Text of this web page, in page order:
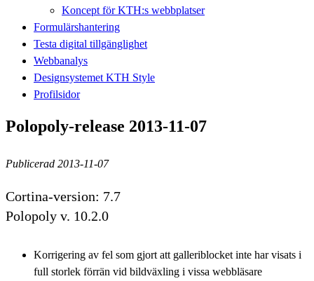
Koncept för KTH:s webbplatser
Formulärshantering
Testa digital tillgänglighet
Webbanalys
Designsystemet KTH Style
Profilsidor
Polopoly-release 2013-11-07
Publicerad 2013-11-07
Cortina-version: 7.7
Polopoly v. 10.2.0
Korrigering av fel som gjort att galleriblocket inte har visats i
full storlek förrän vid bildväxling i vissa webbläsare